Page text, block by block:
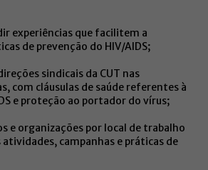
experiências que facilitem a
de prevenção do HIV/AIDS;
sindicais da CUT nas
com cláusulas de saúde referentes à
e proteção ao portador do vírus;
e organizações por local de trabalho
campanhas e práticas de